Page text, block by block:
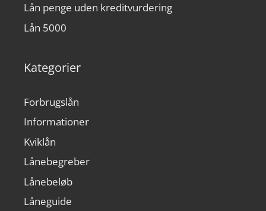
Lån penge uden kreditvurdering
Lån 5000
Kategorier
Forbrugslån
Informationer
Kviklån
Lånebegreber
Lånebeløb
Låneguide